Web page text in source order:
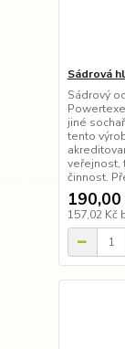
Sádrová
Sádrový
jiné
tento
veřejnost,
činnost.
190,00
157,02 Kč